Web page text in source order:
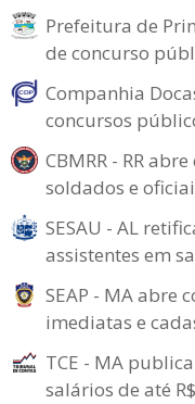
Prefeitura de
de concurso
Companhia
concursos
CBMRR - RR
soldados e
SESAU - AL
assistentes em
SEAP - MA abre
imediatas e
TCE - MA
salários de até